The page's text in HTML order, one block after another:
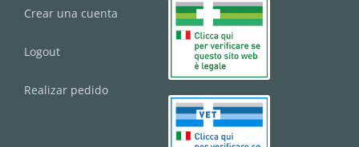
Crear una cuenta
Logout
Realizar pedido